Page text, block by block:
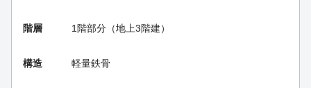
階層 1階部分（地上3階建）
構造 軽量鉄骨